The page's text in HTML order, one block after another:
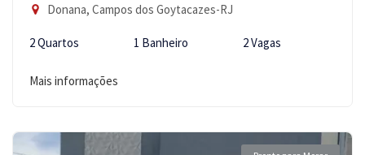
Donana, Campos dos Goytacazes-RJ
2 Quartos 1 Banheiro 2 Vagas
Mais informações